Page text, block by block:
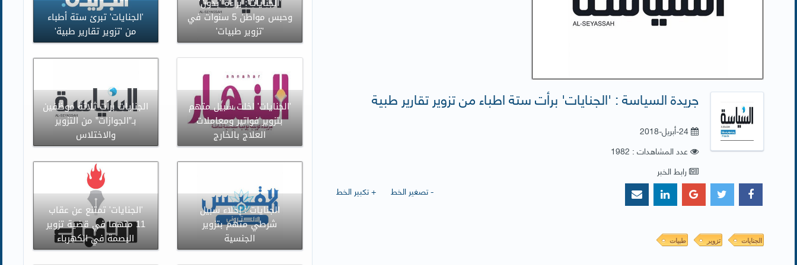
جريدة السياسة : 'الجنايات' برأت ستة اطباء من تزوير تقارير طبية
24-أبريل-2018
عدد المشاهدات : 1982
رابط الخبر
+ تكبير الخط
- تصغير الخط
الجنايات تزوير طبيات
'الجنايات' تبرئ ستة أطباء
من 'تزوير تقارير طبية'
وحبس مواطن 5 سنوات في
'تزوير طبيات'
الجنايات برأت ثلاثة موظفين
بـ”الجوازات” من التزوير
والاختلاس
'الجنايات' اخلت سبيل متهم
بتزوير فواتير ومعاملات
العلاج بالخارج
'الجنايات' تمتنع عن عقاب
11 متهما في قضية تزوير
البصمة في الكهرباء
الجنايات : إخلاء سبيل
شرطي متهم بتزوير
الجنسية